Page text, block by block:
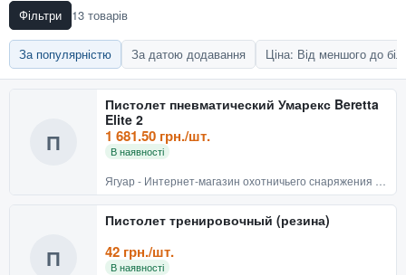
Фільтри 13 товарів
За популярністю За датою додавання Ціна: Від меншого до
П
Пистолет пневматический Умарекс Beretta
Elite 2
1 681.50 грн./шт.
В наявності
П
Пистолет тренировочный (резина)
42 грн./шт.
В наявності